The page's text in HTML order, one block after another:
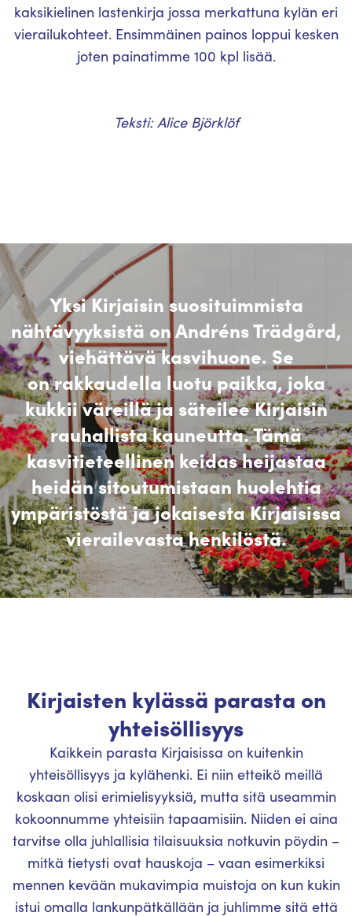
kaksikielinen lastenkirja jossa merkattuna kylän eri
vierailukohteet. Ensimmäinen painos loppui kesken
joten painatimme 100 kpl lisää.
Teksti: Alice Björklöf
Yksi Kirjaisin suosituimmista
nähtävyyksistä on Andréns Trädgård,
viehättävä kasvihuone. Se
on rakkaudella luotu paikka, joka
kukkii väreillä ja säteilee Kirjaisin
rauhallista kauneutta. Tämä
kasvitieteellinen keidas heijastaa
heidän sitoutumistaan ​​huolehtia
ympäristöstä ja jokaisesta Kirjaisissa
vierailevasta henkilöstä.
Kirjaisten kylässä parasta on
yhteisöllisyys
Kaikkein parasta Kirjaisissa on kuitenkin
yhteisöllisyys ja kylähenki. Ei niin etteikö meillä
koskaan olisi erimielisyyksiä, mutta sitä useammin
kokoonnumme yhteisiin tapaamisiin. Niiden ei aina
tarvitse olla juhlallisia tilaisuuksia notkuvin pöydin –
mitkä tietysti ovat hauskoja – vaan esimerkiksi
mennen kevään mukavimpia muistoja on kun kukin
istui omalla lankunpätkällään ja juhlimme sitä että